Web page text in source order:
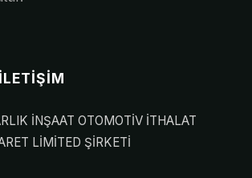
İNŞAAT OTOMOTİV İTHALAT
LİMİTED ŞİRKETİ